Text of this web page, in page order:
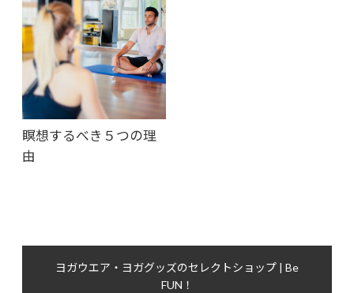
瞑想するべき５つの理
由
ヨガウエア・ヨガグッズのセレクトショップ | Be
FUN！